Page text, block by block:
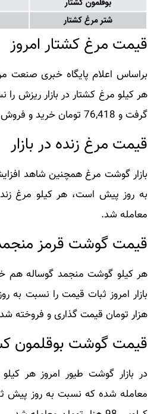
قیمت مرغ کشتار امروز
براساس اعلام پایگاه خبری صنعت
هر کیلو مرغ کشتار در بازار ریزش
گرفت و 76,418 تومان خرید و فروش شد.
قیمت مرغ زنده در بازار
بازار گوشت مرغ همچنین شاهد
معامله شد.
قیمت گوشت قرمز
هر کیلو گوشت منجمد گوساله هم
هزار تومان قیمت گذاری و فروخته
قیمت گوشت بوقلمون
در بازار گوشت طیور امروز هر
معامله شده که نسبت به روز پیش